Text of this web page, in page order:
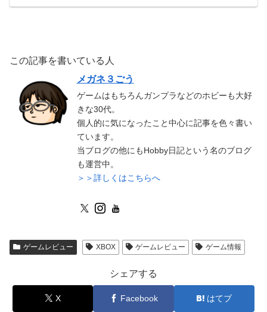
この記事を書いている人
メガネ３ごう
ゲームはもちろんガンプラなどのホビーも大好
きな30代。
個人的に気になったこと中心に記事を色々書い
ています。
当ブログの他にもHobby日記という名のブログ
も運営中。
＞＞詳しくはこちらへ
ゲームレビュー XBOX ゲームレビュー ゲーム情報
シェアする
X Facebook はてブ